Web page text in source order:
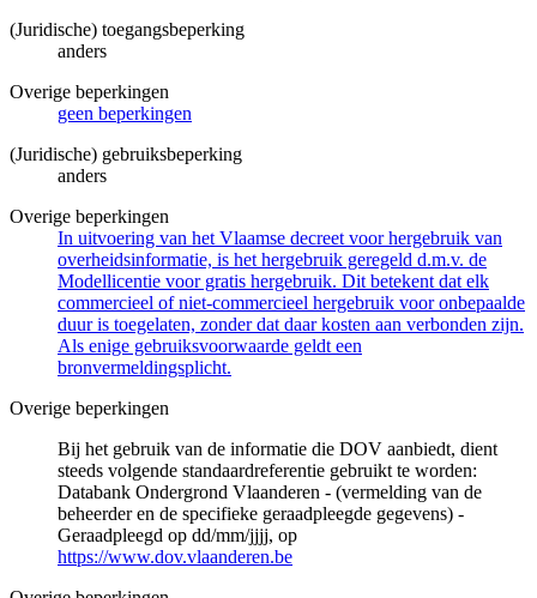
(Juridische) toegangsbeperking
anders
Overige beperkingen
geen beperkingen
(Juridische) gebruiksbeperking
anders
Overige beperkingen
In uitvoering van het Vlaamse decreet voor hergebruik van
overheidsinformatie, is het hergebruik geregeld d.m.v. de
Modellicentie voor gratis hergebruik. Dit betekent dat elk
commercieel of niet-commercieel hergebruik voor onbepaalde
duur is toegelaten, zonder dat daar kosten aan verbonden zijn.
Als enige gebruiksvoorwaarde geldt een
bronvermeldingsplicht.
Overige beperkingen
Bij het gebruik van de informatie die DOV aanbiedt, dient
steeds volgende standaardreferentie gebruikt te worden:
Databank Ondergrond Vlaanderen - (vermelding van de
beheerder en de specifieke geraadpleegde gegevens) -
Geraadpleegd op dd/mm/jjjj, op
https://www.dov.vlaanderen.be